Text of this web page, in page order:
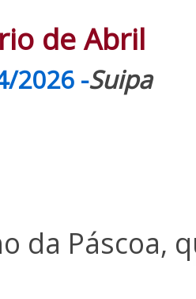
de Abril
2026 -Suipa
da Páscoa,